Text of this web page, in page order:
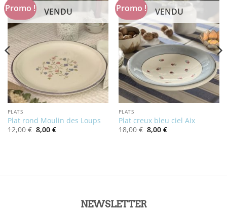
Promo ! VENDU
PLATS
Plat rond Moulin des Loups
12,00€ Le
prix
8,00 €Le
Promo ! VENDU
PLATS
Plat creux bleu ciel Aix
18,00€ Le
prix
8,00 €Le
NEWSLETTER